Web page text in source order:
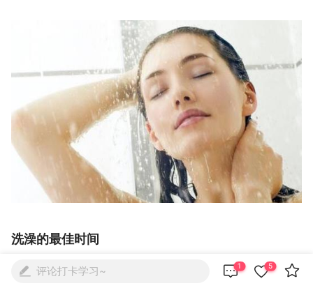
洗澡的最佳时间
1、早上7点半—起床沐浴。起床后沐浴5分钟，能帮
 评论打卡学习~ 1 5 